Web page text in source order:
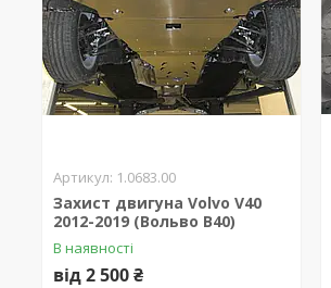
1.0683.00
Захист двигуна Volvo V40
2012-2019 (Вольво В40)
В наявності
від 2 500 ₴